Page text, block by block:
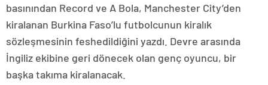
basınından Record ve A Bola, Manchester City’den
kiralanan Burkina Faso’lu futbolcunun kiralık
sözleşmesinin feshedildiğini yazdı. Devre arasında
İngiliz ekibine geri dönecek olan genç oyuncu, bir
başka takıma kiralanacak.